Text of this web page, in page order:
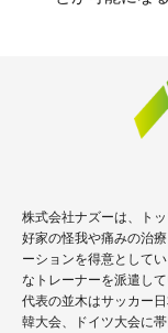
株式会社ナズーは、ト
好家の怪我や痛みの治
ーションを得意として
なトレーナーを派遣して
代表の並木はサッカー
韓大会、ドイツ大会に